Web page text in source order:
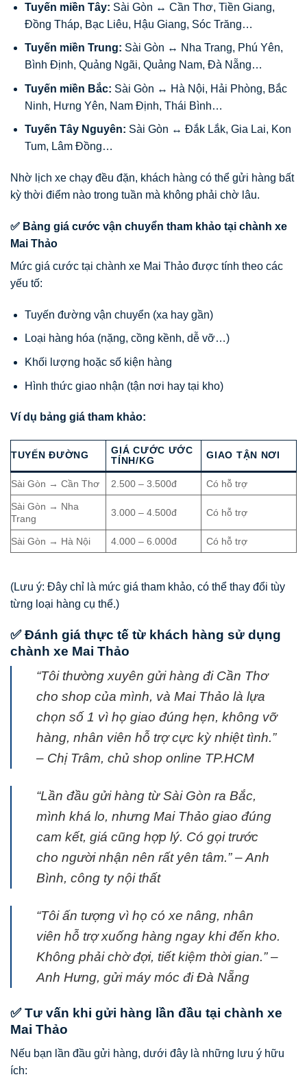
Tuyến miền Tây: Sài Gòn ↔ Cần Thơ, Tiền Giang,
Đồng Tháp, Bạc Liêu, Hậu Giang, Sóc Trăng…
Tuyến miền Trung: Sài Gòn ↔ Nha Trang, Phú Yên,
Bình Định, Quảng Ngãi, Quảng Nam, Đà Nẵng…
Tuyến miền Bắc: Sài Gòn ↔ Hà Nội, Hải Phòng, Bắc
Ninh, Hưng Yên, Nam Định, Thái Bình…
Tuyến Tây Nguyên: Sài Gòn ↔ Đắk Lắk, Gia Lai, Kon
Tum, Lâm Đồng…
Nhờ lịch xe chạy đều đặn, khách hàng có thể gửi hàng bất
kỳ thời điểm nào trong tuần mà không phải chờ lâu.
✅ Bảng giá cước vận chuyển tham khảo tại chành xe
Mai Thảo
Mức giá cước tại chành xe Mai Thảo được tính theo các
yếu tố:
Tuyến đường vận chuyển (xa hay gần)
Loại hàng hóa (nặng, cồng kềnh, dễ vỡ…)
Khối lượng hoặc số kiện hàng
Hình thức giao nhận (tận nơi hay tại kho)
Ví dụ bảng giá tham khảo:
TUYẾN ĐƯỜNG
GIÁ CƯỚC ƯỚC
TÍNH/KG
GIAO TẬN NƠI
Sài Gòn → Cần Thơ 2.500 – 3.500đ Có hỗ trợ
Sài Gòn → Nha
Trang
3.000 – 4.500đ Có hỗ trợ
Sài Gòn → Hà Nội 4.000 – 6.000đ Có hỗ trợ
(Lưu ý: Đây chỉ là mức giá tham khảo, có thể thay đổi tùy
từng loại hàng cụ thể.)
✅ Đánh giá thực tế từ khách hàng sử dụng
chành xe Mai Thảo
“Tôi thường xuyên gửi hàng đi Cần Thơ
cho shop của mình, và Mai Thảo là lựa
chọn số 1 vì họ giao đúng hẹn, không vỡ
hàng, nhân viên hỗ trợ cực kỳ nhiệt tình.”
– Chị Trâm, chủ shop online TP.HCM
“Lần đầu gửi hàng từ Sài Gòn ra Bắc,
mình khá lo, nhưng Mai Thảo giao đúng
cam kết, giá cũng hợp lý. Có gọi trước
cho người nhận nên rất yên tâm.” – Anh
Bình, công ty nội thất
“Tôi ấn tượng vì họ có xe nâng, nhân
viên hỗ trợ xuống hàng ngay khi đến kho.
Không phải chờ đợi, tiết kiệm thời gian.” –
Anh Hưng, gửi máy móc đi Đà Nẵng
✅ Tư vấn khi gửi hàng lần đầu tại chành xe
Mai Thảo
Nếu bạn lần đầu gửi hàng, dưới đây là những lưu ý hữu
ích: